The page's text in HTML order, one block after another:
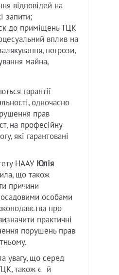
відповідей на
запити;
до приміщень ТЦК
вплив на
погрози,
майна,
гарантії
одночасно
прав
на професійну
які гарантовані
НААУ Юлія
що також
причини
особами
про
практичні
порушень прав
увагу, що серед
також є й